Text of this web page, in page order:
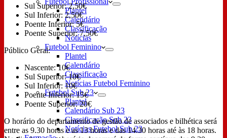
Plantel
Calendário
Classificação
Notícias
Futebol Feminino
Plantel
Calendário
Classificação
Notícias Futebol Feminino
Futebol Sub 23
Plantel
Calendário Sub 23
Classificação Sub 23
Notícias Futebol Sub 23
⁠Sul Superior: 2,50€
Sul Inferior: 2,50€
⁠Poente Inferior: 5€
⁠Poente Superior: 7,50€
Público Geral:
Nascente: 10€
⁠Sul Superior: 10€
Sul Inferior: 10€
⁠Poente Inferior: 15€
⁠Poente Superior: 20€
O horário do departamento de gestão de associados e bilhética será
entre as 9.30 horas e as 13 horas e das 14.30 horas até às 18 horas.